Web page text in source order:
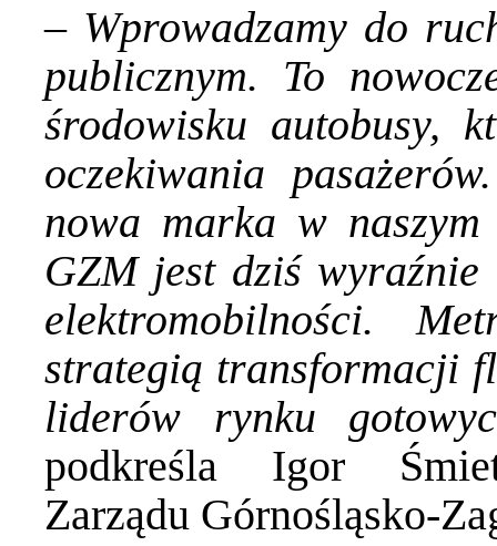
– Wprowadzamy do
publicznym. To
środowisku autobusy,
oczekiwania
nowa marka w
GZM jest dziś
elektromobilności.
strategią transformacji
liderów rynku
podkreśla Igor
Zarządu Górnośląsko-